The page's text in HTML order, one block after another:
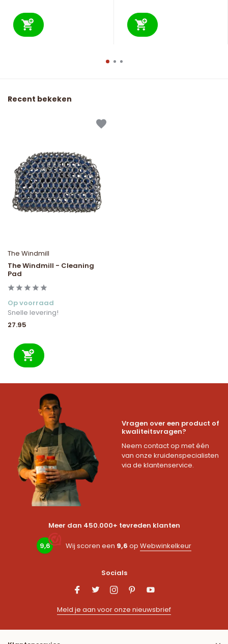
Recent bekeken
The Windmill
The Windmill - Cleaning
Pad
Op voorraad
Snelle levering!
27.95
Vragen over een product of
kwaliteitsvragen?
Neem contact op met één
van onze kruidenspecialisten
via de klantenservice.
Meer dan 450.000+ tevreden klanten
9,6 Wij scoren een 9,6 op Webwinkelkeur
Socials
Meld je aan voor onze nieuwsbrief